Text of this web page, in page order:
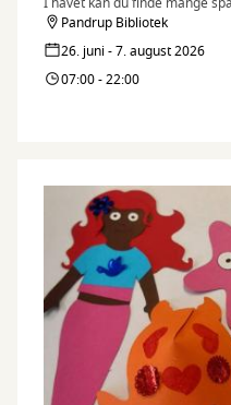
Pandrup Bibliotek
26. juni - 7. august 2026
07:00 - 22:00